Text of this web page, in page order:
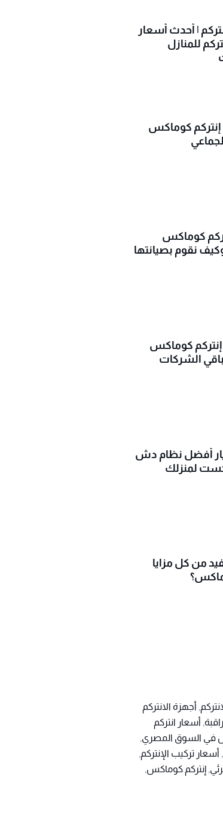
| أحدث أسعار
للمنازل
إنتركم كوماكس
كوماكس
نقوم بصيانتها
إنتركم كوماكس
الشركات
أفضل نظام دش
لمنزلك
من كل مزايا
, أجهزة الانتركم
, أسعار انتركم
في السوق المصري,
, أسعار تركيب الإنتركم,
, إنتركم كوماكس,